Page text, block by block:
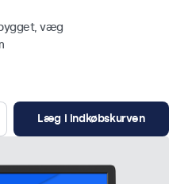
væg
Læg i indkøbskurven